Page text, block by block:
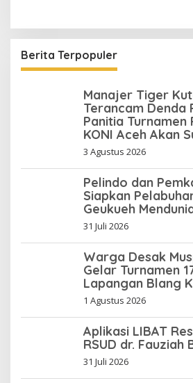
Berita Terpopuler
Manajer Tiger
Terancam Denda
Panitia Turnamen
KONI Aceh Akan
3 Agustus 2026
Pelindo dan
Siapkan
Geukueh
31 Juli 2026
Warga Desak
Gelar Turnamen
Lapangan Blang
1 Agustus 2026
Aplikasi LIBAT
RSUD dr. Fauziah
31 Juli 2026